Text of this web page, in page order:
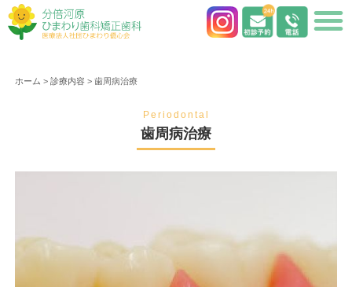
ホーム > 診療内容> 歯周病治療
Periodontal
歯周病治療